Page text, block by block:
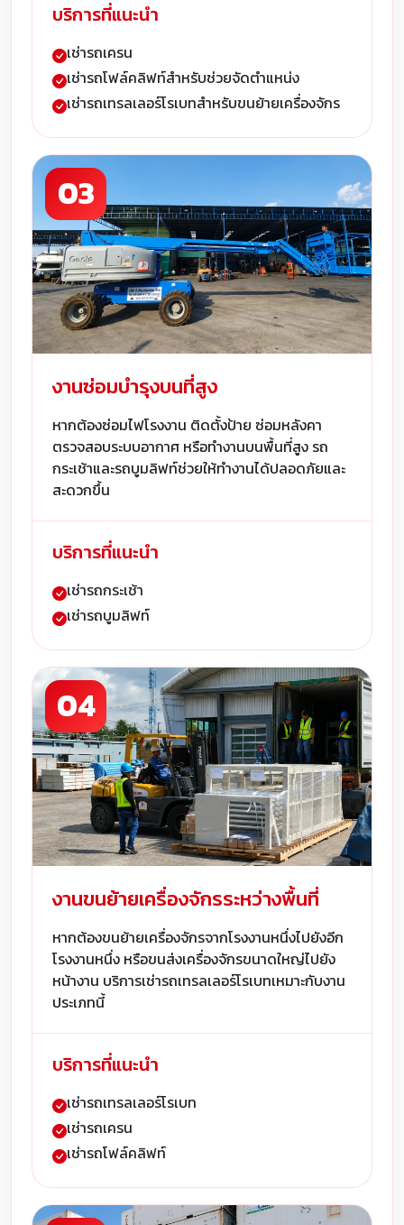
บริการที่แนะนำ
เช่ารถเครน
เช่ารถโฟล์คลิฟท์สำหรับช่วยจัดตำแหน่ง
เช่ารถเทรลเลอร์โรเบทสำหรับขนย้ายเครื่องจักร
03
งานซ่อมบำรุงบนที่สูง
หากต้องซ่อมไฟโรงงาน ติดตั้งป้าย ซ่อมหลังคา
ตรวจสอบระบบอากาศ หรือทำงานบนพื้นที่สูง รถ
กระเช้าและรถบูมลิฟท์ช่วยให้ทำงานได้ปลอดภัยและ
สะดวกขึ้น
บริการที่แนะนำ
เช่ารถกระเช้า
เช่ารถบูมลิฟท์
04
งานขนย้ายเครื่องจักรระหว่างพื้นที่
หากต้องขนย้ายเครื่องจักรจากโรงงานหนึ่งไปยังอีก
โรงงานหนึ่ง หรือขนส่งเครื่องจักรขนาดใหญ่ไปยัง
หน้างาน บริการเช่ารถเทรลเลอร์โรเบทเหมาะกับงาน
ประเภทนี้
บริการที่แนะนำ
เช่ารถเทรลเลอร์โรเบท
เช่ารถเครน
เช่ารถโฟล์คลิฟท์